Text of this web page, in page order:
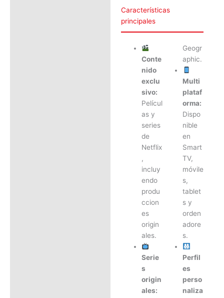
Características
principales
Conte
nido
exclu
sivo:
Películ
as y
series
de
Netflix
,
incluy
endo
produ
ccion
es
origin
ales.
Serie
s
origin
ales:
Geogr
aphic.
Multi
plataf
orma:
Dispo
nible
en
Smart
TV,
móvile
s,
tablet
s y
orden
adore
s.
Perfil
es
perso
naliza